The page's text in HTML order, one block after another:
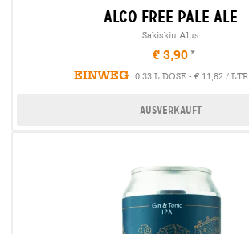
alco free pale ale
Sakiskiu Alus
€ 3,90
EINWEG
0,33 L DOSE - € 11,82 / LTR
Ausverkauft